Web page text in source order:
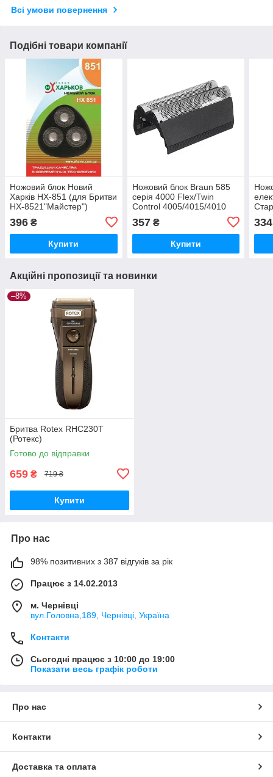
Всі умови повернення
Подібні товари компанії
Ножовий блок Новий
Харків НХ-851 (для Бритви
НХ-8521"Майстер")
396 ₴
Купити
Ножовий блок Braun 585
серія 4000 Flex/Twin
Control 4005/4015/4010
357₴
Купити
334
Акційні пропозиції та новинки
–8%
Бритва Rotex RHC230T
(Ротекс)
Готово до відправки
659 ₴ 719 ₴
Купити
Про нас
98% позитивних з 387 відгуків за рік
Працює з 14.02.2013
м. Чернівці
вул.Головна,189, Чернівці, Україна
Контакти
Сьогодні працює з 10:00 до 19:00
Показати весь графік роботи
Про нас
Контакти
Доставка та оплата